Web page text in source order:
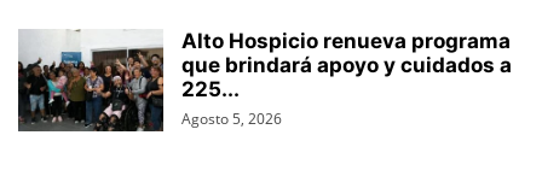
Alto Hospicio renueva programa
que brindará apoyo y cuidados a
225...
Agosto 5, 2026